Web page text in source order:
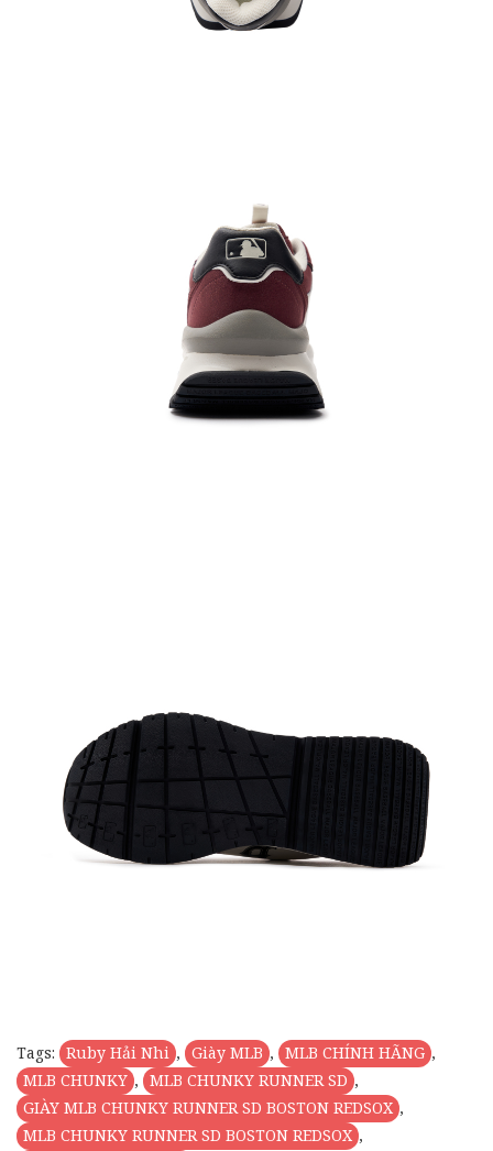
Tags: Ruby Hải Nhi , Giày MLB , MLB CHÍNH HÃNG ,
MLB CHUNKY , MLB CHUNKY RUNNER SD ,
GIÀY MLB CHUNKY RUNNER SD BOSTON REDSOX ,
MLB CHUNKY RUNNER SD BOSTON REDSOX ,